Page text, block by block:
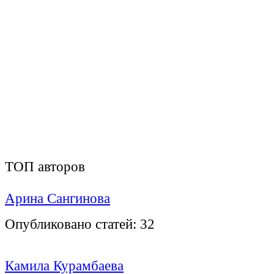
ТОП авторов
Арина Сангинова
Опубликовано статей: 32
Камила Курамбаева